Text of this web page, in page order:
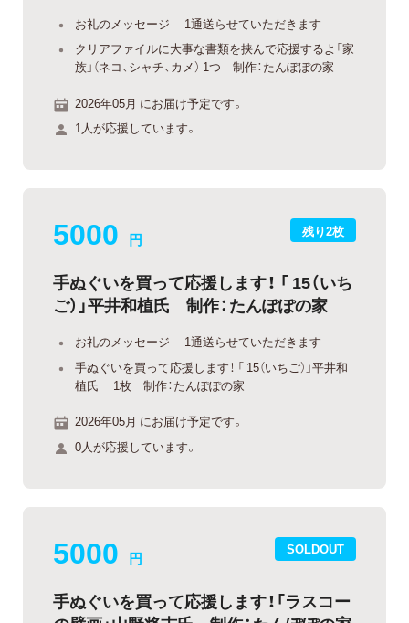
お礼のメッセージ 1通送らせていただきます
クリアファイルに大事な書類を挟んで応援するよ「家
族」（ネコ、シャチ、カメ） 1つ 制作：たんぽぽの家
2026年05月 にお届け予定です。
1人が応援しています。
残り2枚
5000 円
手ぬぐいを買って応援します！ 「 15（いち
ご）」平井和植氏 制作：たんぽぽの家
お礼のメッセージ 1通送らせていただきます
手ぬぐいを買って応援します！ 「 15（いちご）」平井和
植氏 1枚 制作：たんぽぽの家
2026年05月 にお届け予定です。
0人が応援しています。
SOLDOUT
5000 円
手ぬぐいを買って応援します！「ラスコー